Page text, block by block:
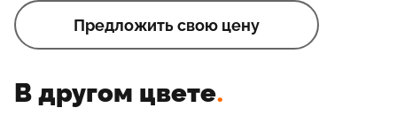
Предложить свою цену
В другом цвете.